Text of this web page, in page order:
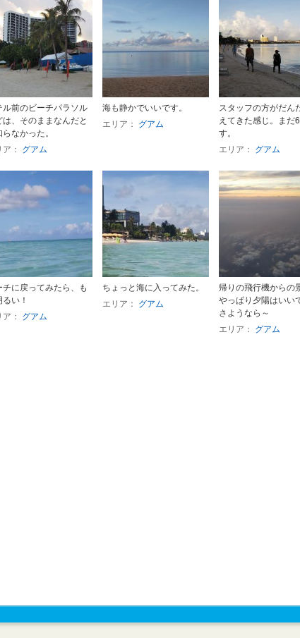
ル前のビーチパラソル
は、そのままなんだと
なかった。
： グアム
海も静かでいいです。
エリア： グアム
スタッフの方がだん
えてきた感じ。まだ
す。
エリア： グアム
チに戻ってみたら、も
るい！
： グアム
ちょっと海に入ってみた。
エリア： グアム
帰りの飛行機からの
やっぱり夕陽はいい
さようなら～
エリア： グアム